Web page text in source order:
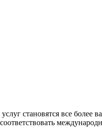
становятся все